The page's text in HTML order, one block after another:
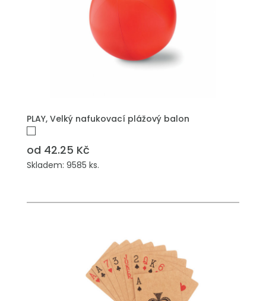
PLAY, Velký nafukovací plážový balon
od 42.25 Kč
Skladem: 9585 ks.